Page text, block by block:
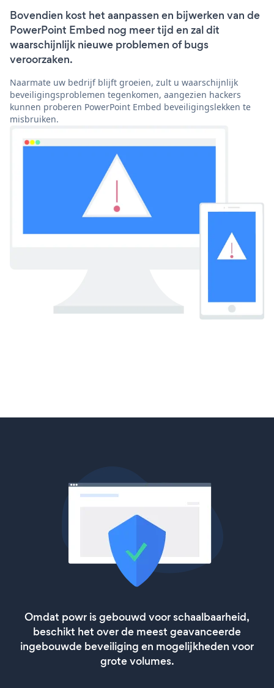
Bovendien kost het aanpassen en bijwerken van de
PowerPoint Embed nog meer tijd en zal dit
waarschijnlijk nieuwe problemen of bugs
veroorzaken.
Naarmate uw bedrijf blijft groeien, zult u waarschijnlijk
beveiligingsproblemen tegenkomen, aangezien hackers
kunnen proberen PowerPoint Embed beveiligingslekken te
misbruiken.
Omdat powr is gebouwd voor schaalbaarheid,
beschikt het over de meest geavanceerde
ingebouwde beveiliging en mogelijkheden voor
grote volumes.